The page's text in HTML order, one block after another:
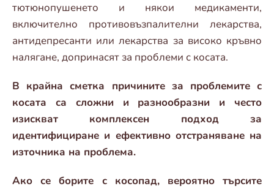
тютюнопушенето и някои медикаменти,
включително противовъзпалителни лекарства,
антидепресанти или лекарства за високо кръвно
налягане, допринасят за проблеми с косата.
В крайна сметка причините за проблемите с
косата са сложни и разнообразни и често
изискват комплексен подход за
идентифициране и ефективно отстраняване на
източника на проблема.
Ако се борите с косопад, вероятно търсите